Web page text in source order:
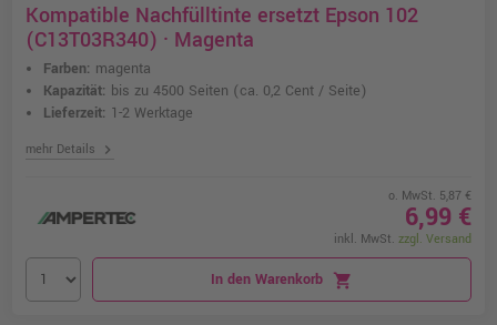
Kompatible Nachfülltinte ersetzt Epson 102
(C13T03R340) · Magenta
Farben: magenta
Kapazität: bis zu 4500 Seiten (ca. 0,2 Cent / Seite)
Lieferzeit: 1-2 Werktage
mehr Details chevron_right
o. MwSt. 5,87 €
6,99 €
inkl. MwSt. zzgl. Versand
In den Warenkorb shopping_cart